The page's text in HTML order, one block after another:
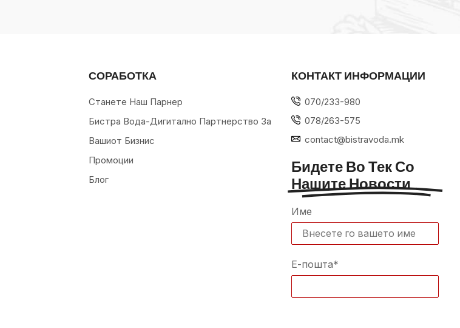
СОРАБОТКА
Станете Наш Парнер
Бистра Вода-Дигитално Партнерство За
Вашиот Бизнис
Промоции
Блог
КОНТАКТ ИНФОРМАЦИИ
070/233-980
078/263-575
contact@bistravoda.mk
Бидете Во Тек Со
Нашите Новости
Име
Е-пошта*